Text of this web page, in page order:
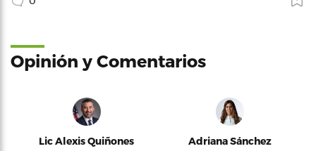
Opinión y Comentarios
Lic Alexis Quiñones Adriana Sánchez